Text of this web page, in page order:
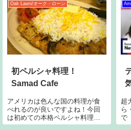
ンファレンスに参加させていた
だきました！しかも見てくださ
い
で
Oak Lawn/オーク・ローン
初ペルシャ料理！
Samad Cafe
アメリカは色んな国の料理が食
べれるのが良いですよね！今回
は初めての本格ペルシャ料理。
外観は本当にレストランなの？
超
ら
で
新